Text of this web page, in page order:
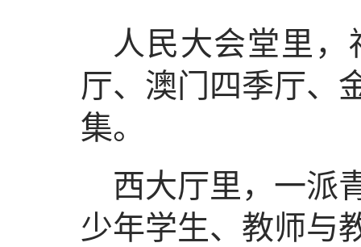
人民大会堂里
厅、澳门四季厅、
集。
西大厅里，一派
少年学生、教师与